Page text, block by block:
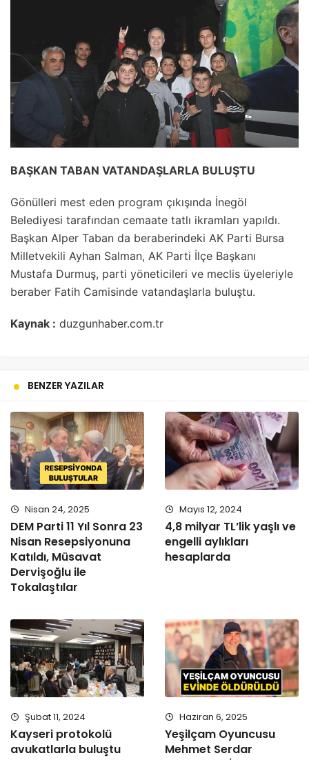
BAŞKAN TABAN VATANDAŞLARLA BULUŞTU
Gönülleri mest eden program çıkışında İnegöl
Belediyesi tarafından cemaate tatlı ikramları yapıldı.
Başkan Alper Taban da beraberindeki AK Parti Bursa
Milletvekili Ayhan Salman, AK Parti İlçe Başkanı
Mustafa Durmuş, parti yöneticileri ve meclis üyeleriyle
beraber Fatih Camisinde vatandaşlarla buluştu.
Kaynak : duzgunhaber.com.tr
BENZER YAZILAR
Nisan 24, 2025
DEM Parti 11 Yıl Sonra 23
Nisan Resepsiyonuna
Katıldı, Müsavat
Dervişoğlu ile
Tokalaştılar
Mayıs 12, 2024
4,8 milyar TL’lik yaşlı ve
engelli aylıkları
hesaplarda
Şubat 11, 2024
Kayseri protokolü
avukatlarla buluştu
Haziran 6, 2025
Yeşilçam Oyuncusu
Mehmet Serdar